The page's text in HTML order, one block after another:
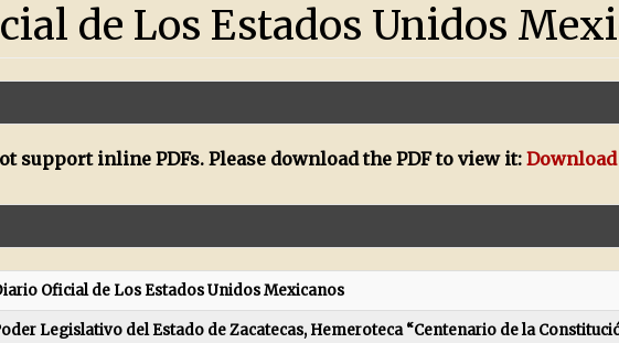
de Los Estados Unidos
support inline PDFs. Please download the PDF to view it: Download
Oficial de Los Estados Unidos Mexicanos
Legislativo del Estado de Zacatecas, Hemeroteca “Centenario de la